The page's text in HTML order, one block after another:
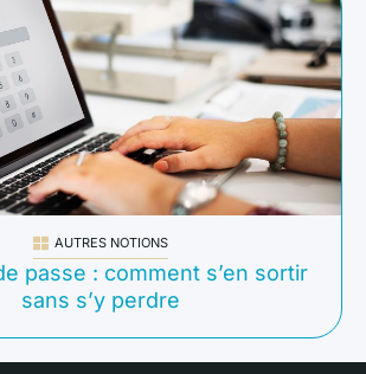
AUTRES NOTIONS
passe : comment s’en sortir
sans s’y perdre